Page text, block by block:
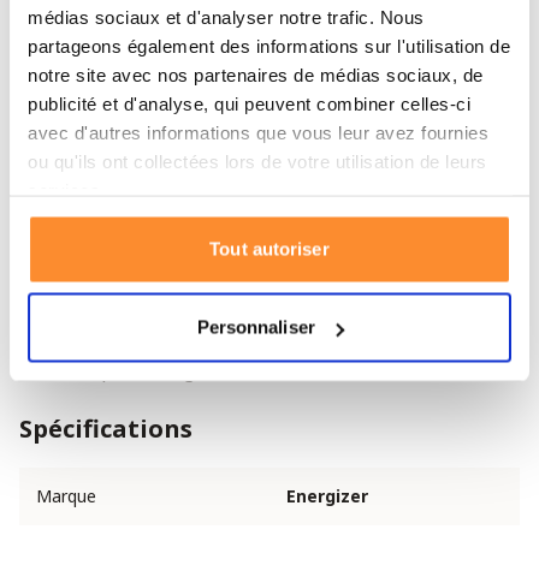
médias sociaux et d'analyser notre trafic. Nous
partageons également des informations sur l'utilisation de
notre site avec nos partenaires de médias sociaux, de
publicité et d'analyse, qui peuvent combiner celles-ci
avec d'autres informations que vous leur avez fournies
ou qu'ils ont collectées lors de votre utilisation de leurs
Tout autoriser
Personnaliser
Spécifications des piles AA (penlite)
alcalines de 1.5 V
Type : AA (penlite)
Tension : 1,5 V
Technologie : alcaline
longueur : 50,5 mm
Rechargeables : Non
Marque : Energizer
Spécifications
Marque Energizer